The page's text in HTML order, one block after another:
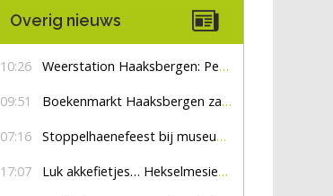
Overig nieuws
10:26 Weerstation Haaksbergen: Perioden met zon en droog
09:51 Boekenmarkt Haaksbergen zaterdag 8 augustus, marktplein Haaksbergen
07:16 Stoppelhaenefeest bij museum De Lebbenbrugge
17:07 Luk akkefietjes… HekselmesienHarry